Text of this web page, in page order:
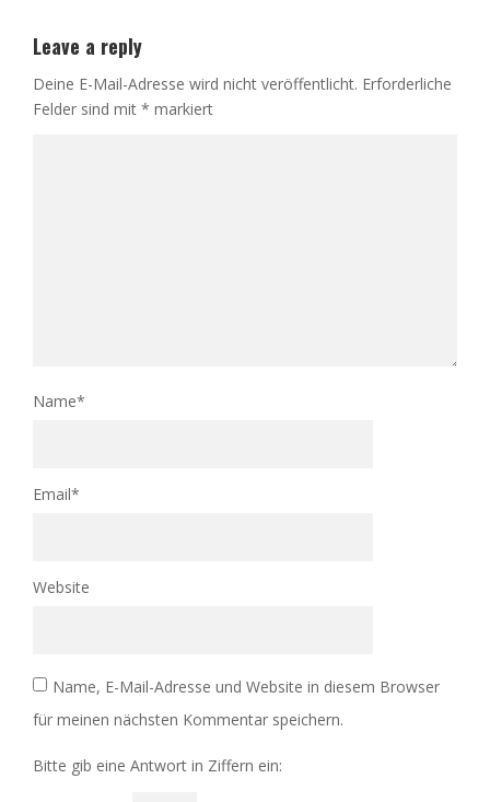
Leave a reply
Deine E-Mail-Adresse wird nicht veröffentlicht. Erforderliche
Felder sind mit * markiert
Name*
Email*
Website
Name, E-Mail-Adresse und Website in diesem Browser
für meinen nächsten Kommentar speichern.
Bitte gib eine Antwort in Ziffern ein: